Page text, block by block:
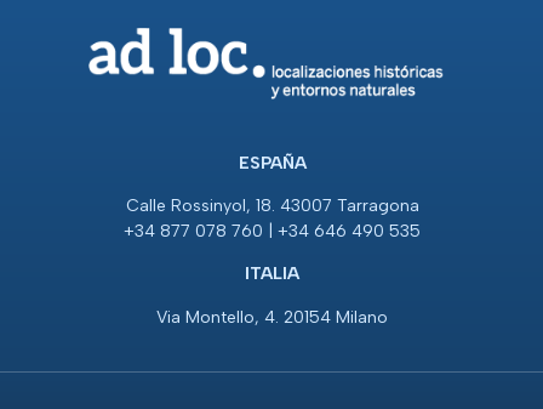
ESPAÑA
Calle Rossinyol, 18. 43007 Tarragona
+34 877 078 760 | +34 646 490 535
ITALIA
Via Montello, 4. 20154 Milano